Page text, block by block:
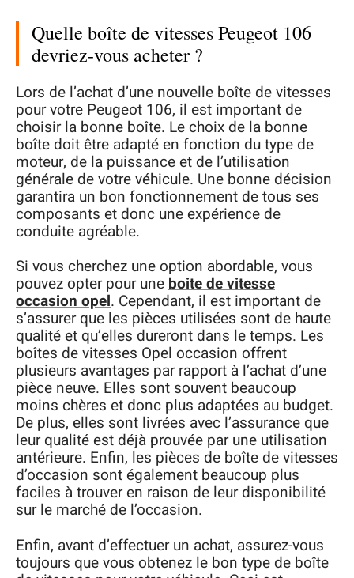
Quelle boîte de vitesses Peugeot 106
devriez-vous acheter ?
Lors de l’achat d’une nouvelle boîte de vitesses
pour votre Peugeot 106, il est important de
choisir la bonne boîte. Le choix de la bonne
boîte doit être adapté en fonction du type de
moteur, de la puissance et de l’utilisation
générale de votre véhicule. Une bonne décision
garantira un bon fonctionnement de tous ses
composants et donc une expérience de
conduite agréable.
Si vous cherchez une option abordable, vous
pouvez opter pour uneboite de vitesse
occasion opel. Cependant, il est important de
s’assurer que les pièces utilisées sont de haute
qualité et qu’elles dureront dans le temps. Les
boîtes de vitesses Opel occasion offrent
plusieurs avantages par rapport à l’achat d’une
pièce neuve. Elles sont souvent beaucoup
moins chères et donc plus adaptées au budget.
De plus, elles sont livrées avec l’assurance que
leur qualité est déjà prouvée par une utilisation
antérieure. Enfin, les pièces de boîte de vitesses
d’occasion sont également beaucoup plus
faciles à trouver en raison de leur disponibilité
sur le marché de l’occasion.
Enfin, avant d’effectuer un achat, assurez-vous
toujours que vous obtenez le bon type de boîte